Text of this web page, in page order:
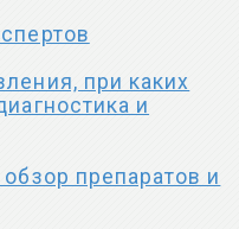
при каких
и
препаратов и